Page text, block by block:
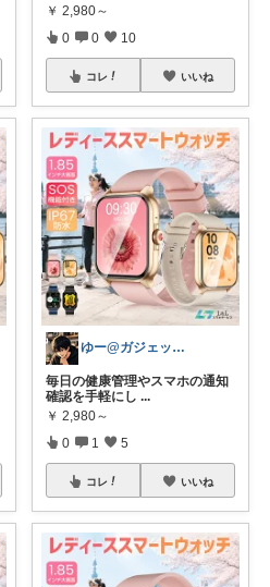
￥ 2,980～
0 0 10
コレ いいね
ゆー@ガジェットROOM
毎日の健康管理やスマホの通知
確認を手軽にし ...
￥ 2,980～
0 1 5
コレ いいね